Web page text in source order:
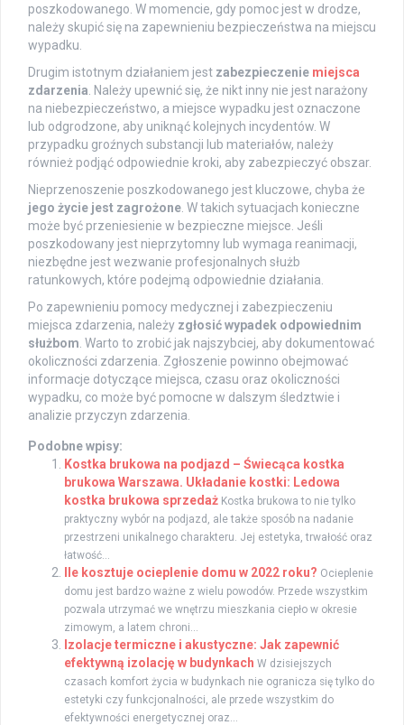
poszkodowanego. W momencie, gdy pomoc jest w drodze,
należy skupić się na zapewnieniu bezpieczeństwa na miejscu
wypadku.
Drugim istotnym działaniem jest zabezpieczenie miejsca
zdarzenia . Należy upewnić się, że nikt inny nie jest narażony
na niebezpieczeństwo, a miejsce wypadku jest oznaczone
lub odgrodzone, aby uniknąć kolejnych incydentów. W
przypadku groźnych substancji lub materiałów, należy
również podjąć odpowiednie kroki, aby zabezpieczyć obszar.
Nieprzenoszenie poszkodowanego jest kluczowe, chyba że
jego życie jest zagrożone . W takich sytuacjach konieczne
może być przeniesienie w bezpieczne miejsce. Jeśli
poszkodowany jest nieprzytomny lub wymaga reanimacji,
niezbędne jest wezwanie profesjonalnych służb
ratunkowych, które podejmą odpowiednie działania.
Po zapewnieniu pomocy medycznej i zabezpieczeniu
miejsca zdarzenia, należy zgłosić wypadek odpowiednim
służbom . Warto to zrobić jak najszybciej, aby dokumentować
okoliczności zdarzenia. Zgłoszenie powinno obejmować
informacje dotyczące miejsca, czasu oraz okoliczności
wypadku, co może być pomocne w dalszym śledztwie i
analizie przyczyn zdarzenia.
Podobne wpisy:
Kostka brukowa na podjazd – Świecąca kostka
brukowa Warszawa. Układanie kostki: Ledowa
kostka brukowa sprzedaż Kostka brukowa to nie tylko
praktyczny wybór na podjazd, ale także sposób na nadanie
przestrzeni unikalnego charakteru. Jej estetyka, trwałość oraz
łatwość...
Ile kosztuje ocieplenie domu w 2022 roku? Ocieplenie
domu jest bardzo ważne z wielu powodów. Przede wszystkim
pozwala utrzymać we wnętrzu mieszkania ciepło w okresie
zimowym, a latem chroni...
Izolacje termiczne i akustyczne: Jak zapewnić
efektywną izolację w budynkach W dzisiejszych
czasach komfort życia w budynkach nie ogranicza się tylko do
estetyki czy funkcjonalności, ale przede wszystkim do
efektywności energetycznej oraz...